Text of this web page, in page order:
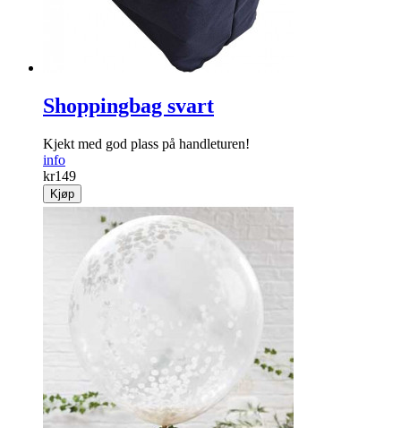
Shoppingbag svart
Kjekt med god plass på handleturen!
info
kr149
Kjøp